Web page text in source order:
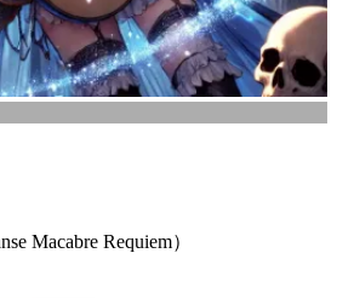
Macabre Requiem）